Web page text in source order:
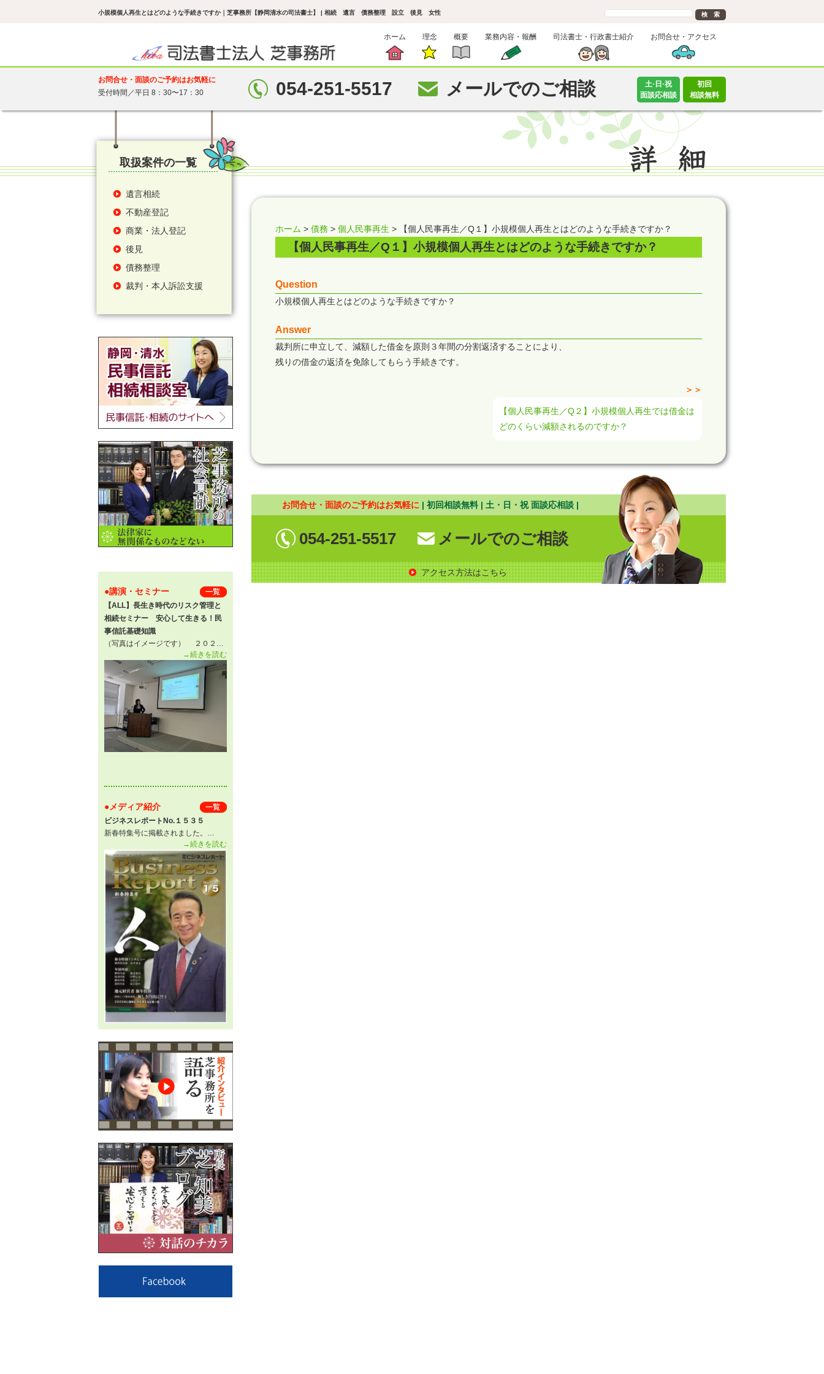
小規模個人再生とはどのような手続きですか ｜芝事務所【静岡清水の司法書士】 | 相続 遺言 債務整理 設立 後見 女性
ホーム 理念 概要 業務内容・報酬 司法書士・行政書士紹介 お問合せ・アクセス
お問合せ・面談のご予約はお気軽に
受付時間／平日 8：30〜17：30
054-251-5517 メールでのご相談
土·日·祝
面談応相談
初回
相談無料
ホーム > 債務 > 個人民事再生 > 【個人民事再生／Q１】小規模個人再生とはどのような手続きですか？
【個人民事再生／Q１】小規模個人再生とはどのような手続きですか？
Question
小規模個人再生とはどのような手続きですか？
Answer
裁判所に申立して、減額した借金を原則３年間の分割返済することにより、
残りの借金の返済を免除してもらう手続きです。
＞＞
【個人民事再生／Q２】小規模個人再生では借金は
どのくらい減額されるのですか？
お問合せ・面談のご予約はお気軽に | 初回相談無料 | 土・日・祝 面談応相談 |
054-251-5517 メールでのご相談
アクセス方法はこちら
取扱案件の一覧
遺言相続
不動産登記
商業・法人登記
後見
債務整理
裁判・本人訴訟支援
●講演・セミナー
【ALL】長生き時代のリスク管理と
相続セミナー 安心して生きる！民
事信託基礎知識
（写真はイメージです） ２０２…
→続きを読む
●メディア紹介
ビジネスレポートNo.１５３５
新春特集号に掲載されました。…
→続きを読む